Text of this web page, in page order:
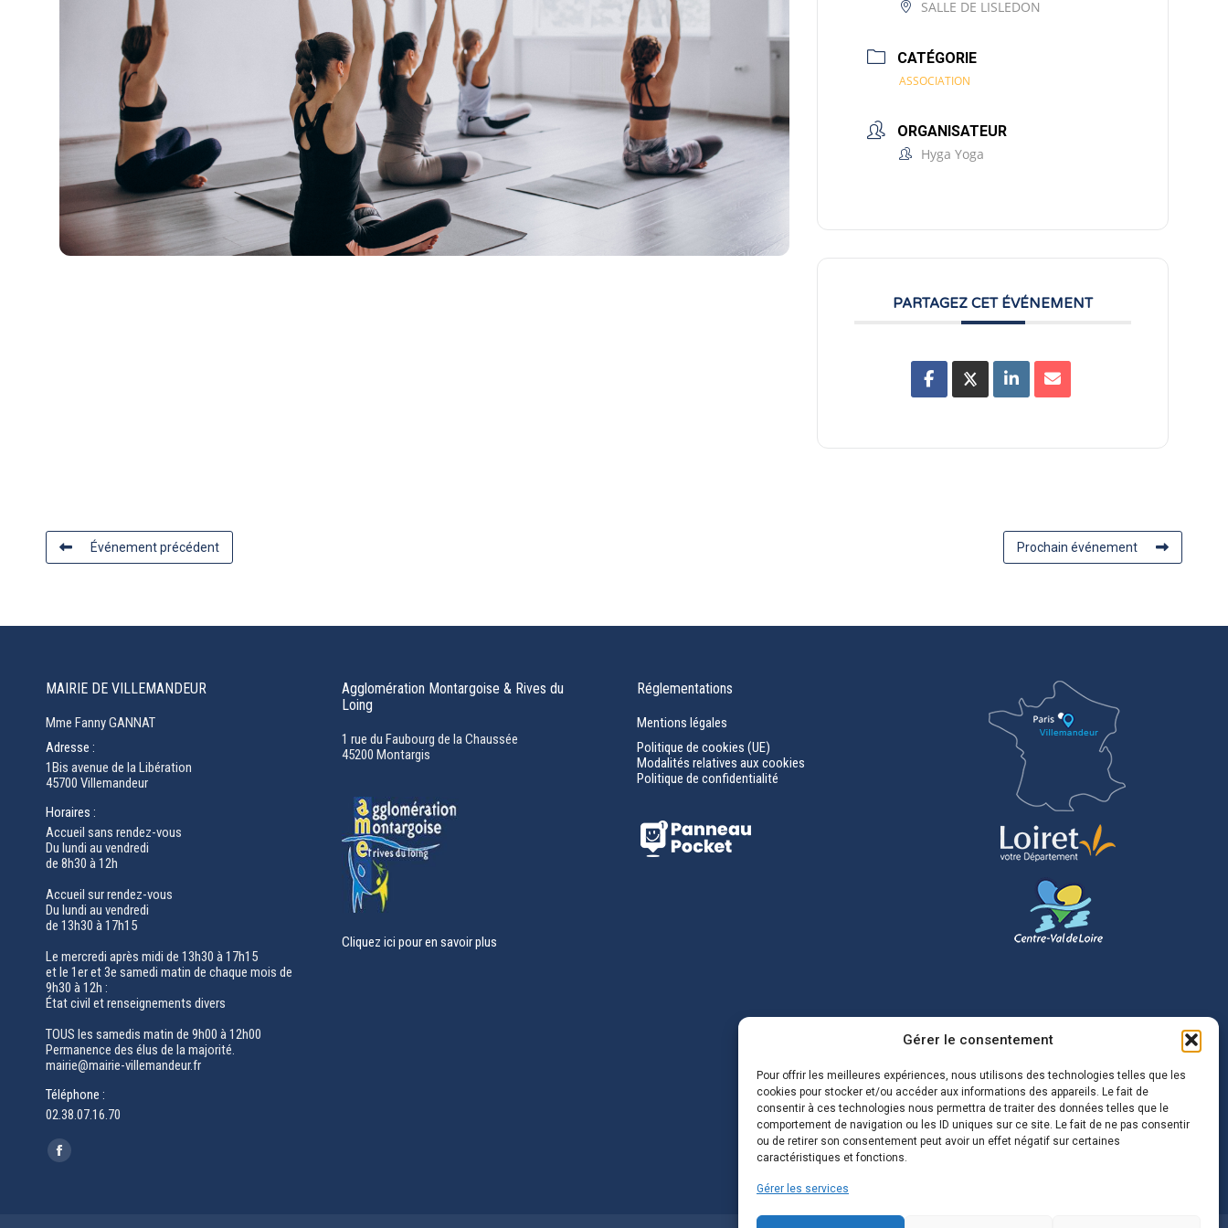
Gérer le consentement
Pour offrir les meilleures expériences, nous utilisons des technologies telles que les
cookies pour stocker et/ou accéder aux informations des appareils. Le fait de
consentir à ces technologies nous permettra de traiter des données telles que le
comportement de navigation ou les ID uniques sur ce site. Le fait de ne pas consentir
ou de retirer son consentement peut avoir un effet négatif sur certaines
caractéristiques et fonctions.
Gérer les services
SALLE DE LISLEDON
CATÉGORIE
ASSOCIATION
ORGANISATEUR
Hyga Yoga
PARTAGEZ CET ÉVÉNEMENT
Événement précédent Prochain événement
MAIRIE DE VILLEMANDEUR
Mme Fanny GANNAT
Adresse :
1Bis avenue de la Libération
45700 Villemandeur
Horaires :
Accueil sans rendez-vous
Du lundi au vendredi
de 8h30 à 12h
Accueil sur rendez-vous
Du lundi au vendredi
de 13h30 à 17h15
Le mercredi après midi de 13h30 à 17h15
et le 1er et 3e samedi matin de chaque mois de
9h30 à 12h :
État civil et renseignements divers
TOUS les samedis matin de 9h00 à 12h00
Permanence des élus de la majorité.
mairie@mairie-villemandeur.fr
Téléphone :
02.38.07.16.70
Trouvez nous sur :
Facebook
Agglomération Montargoise & Rives du
Loing
1 rue du Faubourg de la Chaussée
45200 Montargis
Cliquez ici pour en savoir plus
Réglementations
Mentions légales
Politique de cookies (UE)
Modalités relatives aux cookies
Politique de confidentialité